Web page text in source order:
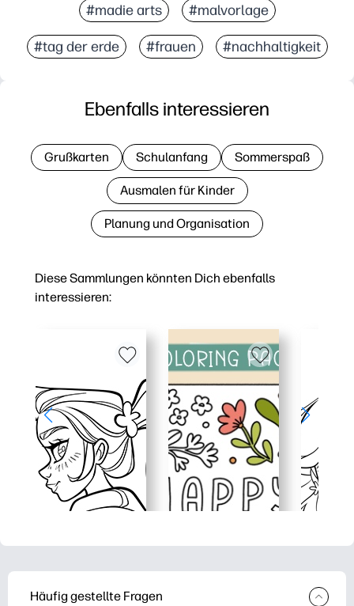
#madie arts #malvorlage
#tag der erde #frauen #nachhaltigkeit
Diese Sammlungen könnten Dich ebenfalls
interessieren:
Ebenfalls interessieren
Grußkarten Schulanfang Sommerspaß
Ausmalen für Kinder
Planung und Organisation
Häufig gestellte Fragen